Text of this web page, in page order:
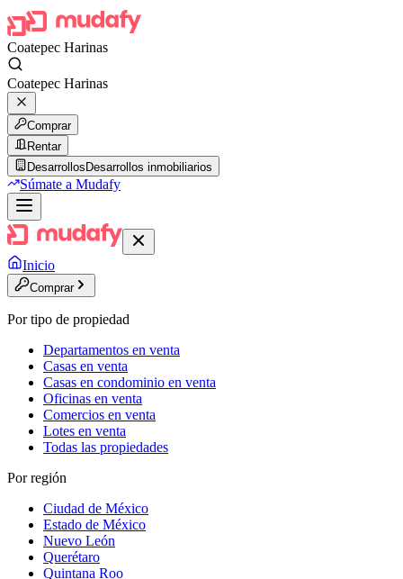
Coatepec Harinas
Coatepec Harinas
Comprar
Rentar
Desarrollos Desarrollos inmobiliarios
Súmate a Mudafy
Inicio
Comprar
Por tipo de propiedad
Departamentos en venta
Casas en venta
Casas en condominio en venta
Oficinas en venta
Comercios en venta
Lotes en venta
Todas las propiedades
Por región
Ciudad de México
Estado de México
Nuevo León
Querétaro
Quintana Roo